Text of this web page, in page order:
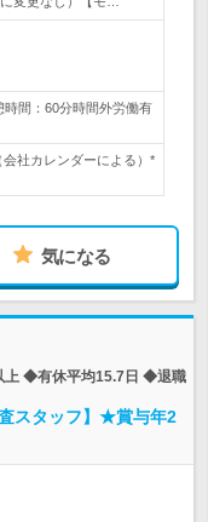
間：60分時間外労働有
社カレンダーによる）*
気になる
上 ◆有休平均15.7日 ◆退職
スタッフ】★賞与年2